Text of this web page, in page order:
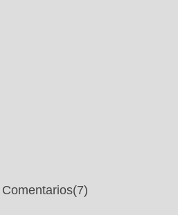
Comentarios(7)